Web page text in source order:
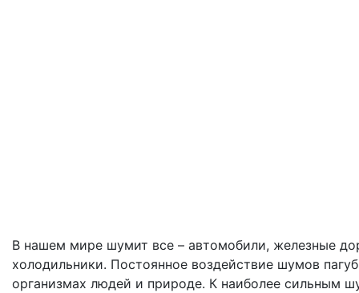
В нашем мире шумит все – автомобили, железные
холодильники. Постоянное воздействие шумов
организмах людей и природе. К наиболее сильным